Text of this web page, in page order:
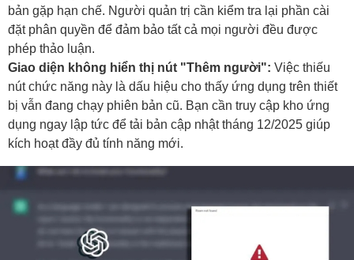
bản gặp hạn chế. Người quản trị cần kiểm tra lại phần cài
đặt phân quyền để đảm bảo tất cả mọi người đều được
phép thảo luận.
Giao diện không hiển thị nút "Thêm người": Việc thiếu
nút chức năng này là dấu hiệu cho thấy ứng dụng trên thiết
bị vẫn đang chạy phiên bản cũ. Bạn cần truy cập kho ứng
dụng ngay lập tức để tải bản cập nhật tháng 12/2025 giúp
kích hoạt đầy đủ tính năng mới.